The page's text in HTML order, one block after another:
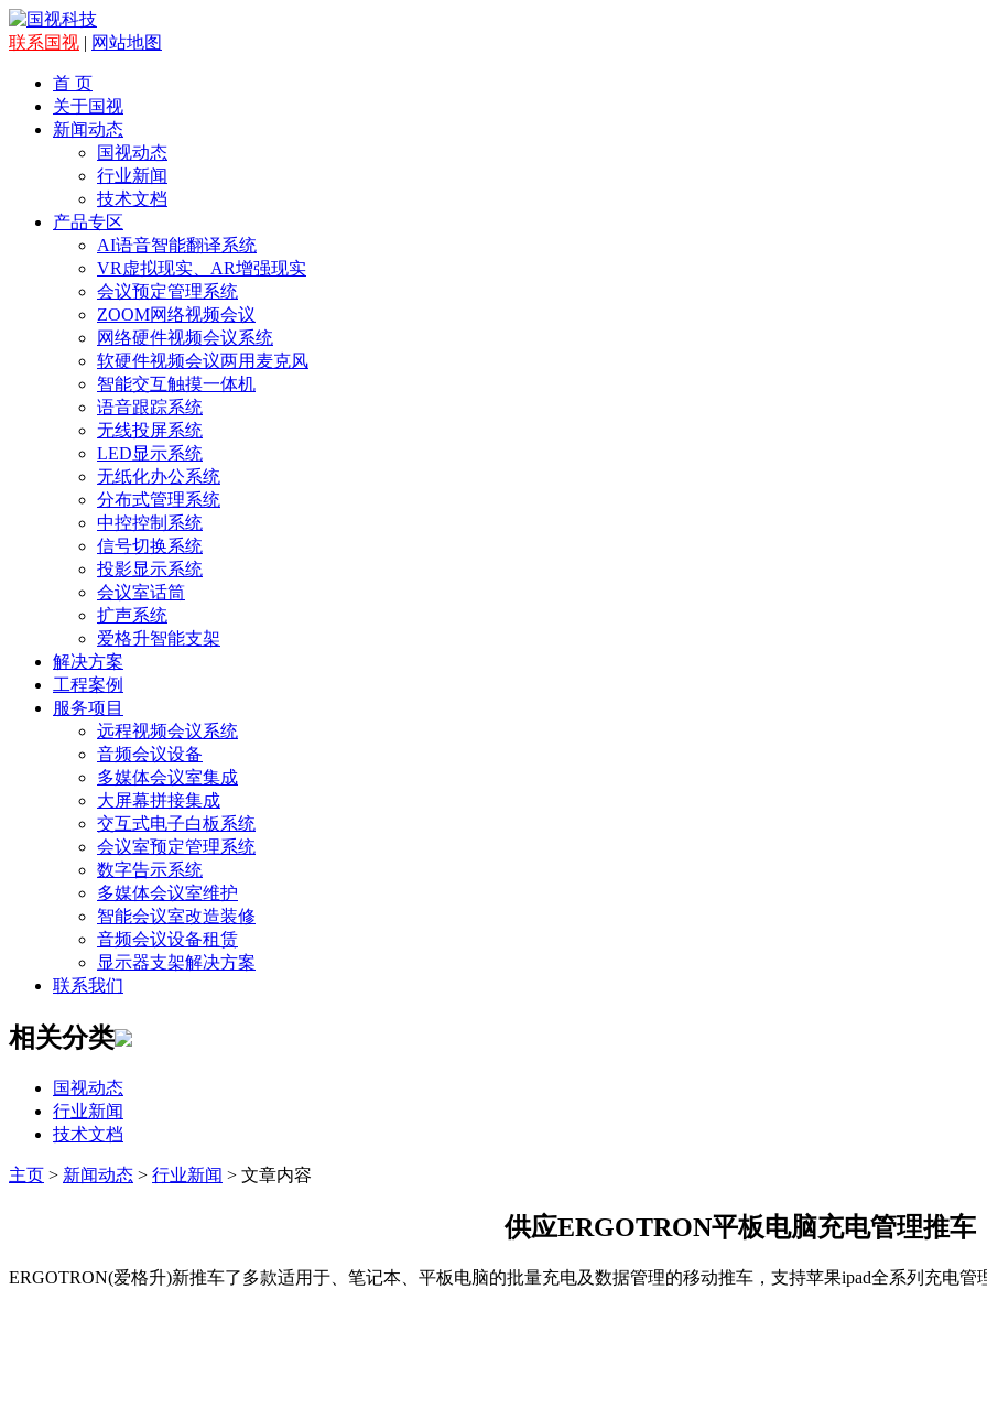
联系国视 | 网站地图
首 页
关于国视
新闻动态
国视动态
行业新闻
技术文档
产品专区
AI语音智能翻译系统
VR虚拟现实、AR增强现实
会议预定管理系统
ZOOM网络视频会议
网络硬件视频会议系统
软硬件视频会议两用麦克风
智能交互触摸一体机
语音跟踪系统
无线投屏系统
LED显示系统
无纸化办公系统
分布式管理系统
中控控制系统
信号切换系统
投影显示系统
会议室话筒
扩声系统
爱格升智能支架
解决方案
工程案例
服务项目
远程视频会议系统
音频会议设备
多媒体会议室集成
大屏幕拼接集成
交互式电子白板系统
会议室预定管理系统
数字告示系统
多媒体会议室维护
智能会议室改造装修
音频会议设备租赁
显示器支架解决方案
联系我们
相关分类
国视动态
行业新闻
技术文档
主页 > 新闻动态 > 行业新闻 > 文章内容
供应ERGOTRON平板电脑充电管理推车
ERGOTRON(爱格升)新推车了多款适用于、笔记本、平板电脑的批量充电及数据管理的移动推车，支持苹果ipad全系列充电管